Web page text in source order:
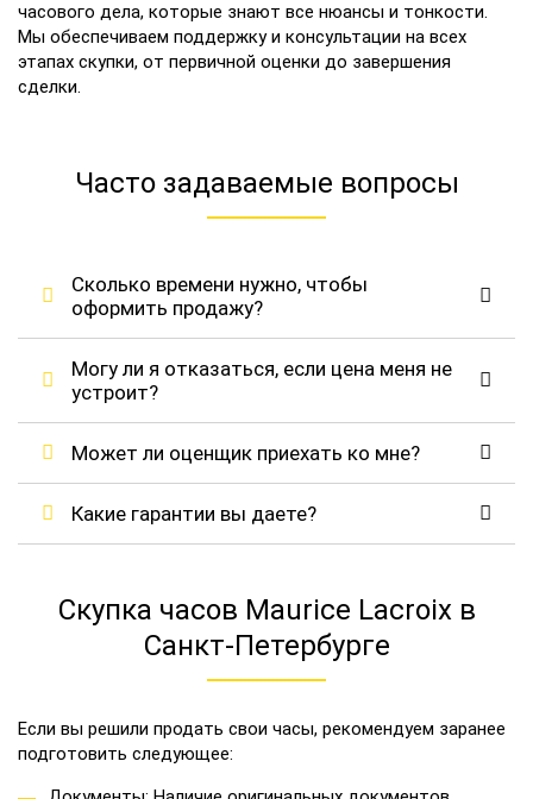
часового дела, которые знают все нюансы и тонкости.
Мы обеспечиваем поддержку и консультации на всех
этапах скупки, от первичной оценки до завершения
сделки.
Часто задаваемые вопросы
Сколько времени нужно, чтобы
оформить продажу?
Могу ли я отказаться, если цена меня не
устроит?
Может ли оценщик приехать ко мне?
Какие гарантии вы даете?
Скупка часов Maurice Lacroix в
Санкт-Петербурге
Если вы решили продать свои часы, рекомендуем заранее
подготовить следующее: